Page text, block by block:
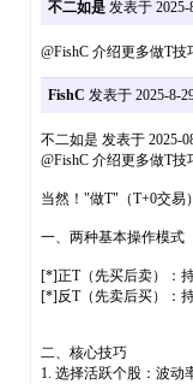
不二如是发表于 2025-
@FishC 介绍更多做T技
FishC 发表于 2025-8-
不二如是 发表于 2025-
@FishC 介绍更多做T技
当然！"做T"（T+0交易
一、两种基本操作模式
[*]正T（先买后卖）：
[*]反T（先卖后买）：
二、核心技巧
1. 选择活跃个股：波动